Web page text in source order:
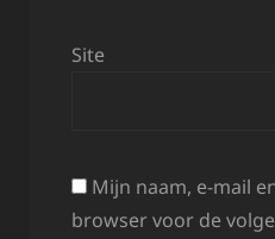
Site
Mijn naam, e-mail
browser voor de